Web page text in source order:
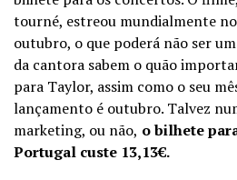
tourné, estreou mundialmente no
outubro, o que poderá não ser
da cantora sabem o quão
para Taylor, assim como o seu
lançamento é outubro. Talvez
marketing, ou não, o bilhete
Portugal custe 13,13€.